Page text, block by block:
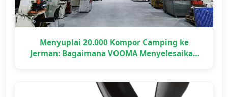
Menyuplai 20.000 Kompor Camping ke
Jerman: Bagaimana VOOMA Menyelesaikan